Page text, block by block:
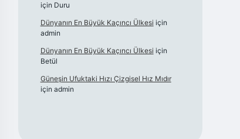
için Duru
Dünyanın En Büyük Kaçıncı Ülkesi için
admin
Dünyanın En Büyük Kaçıncı Ülkesi için
Betül
Güneşin Ufuktaki Hızı Çizgisel Hız Mıdır
için admin